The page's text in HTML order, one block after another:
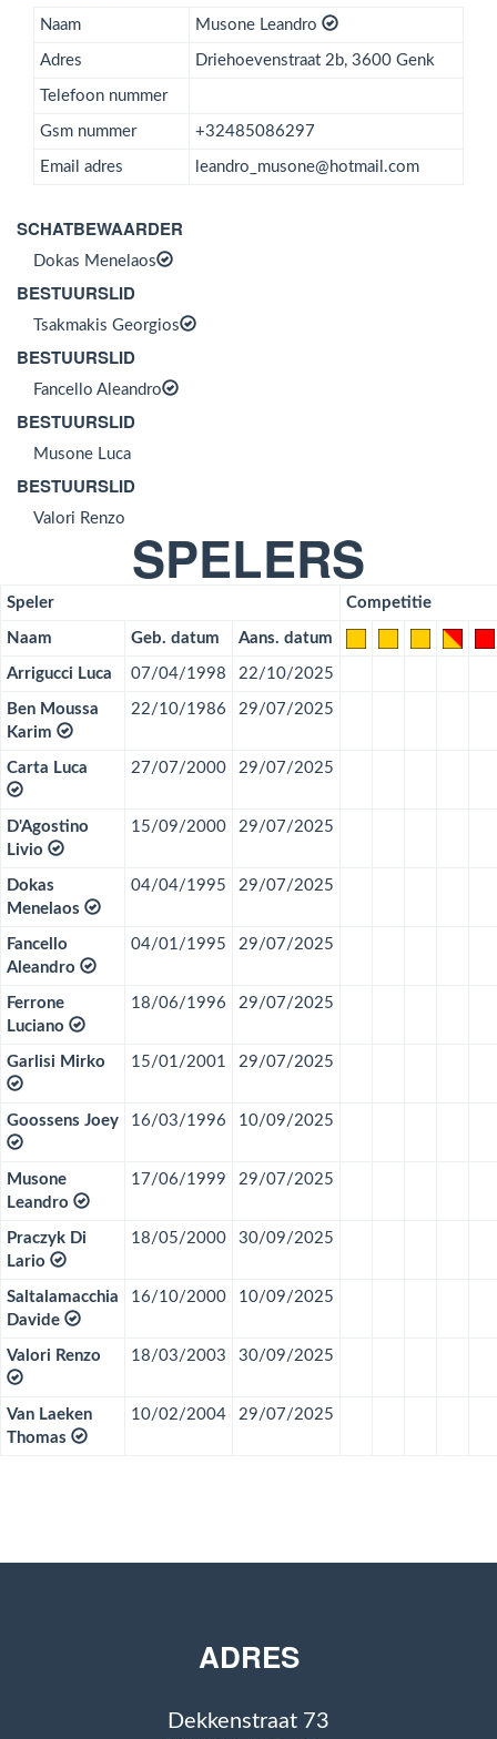
Naam Musone Leandro
Adres Driehoevenstraat 2b, 3600 Genk
Telefoon nummer
Gsm nummer +32485086297
Email adres leandro_musone@hotmail.com
SCHATBEWAARDER
Dokas Menelaos
BESTUURSLID
Tsakmakis Georgios
BESTUURSLID
Fancello Aleandro
BESTUURSLID
Musone Luca
BESTUURSLID
Valori Renzo
SPELERS
Speler Competitie
Naam Geb. datum Aans. datum
Arrigucci Luca 07/04/1998 22/10/2025
Ben Moussa
Karim
22/10/1986 29/07/2025
Carta Luca 27/07/2000 29/07/2025
D'Agostino
Livio
15/09/2000 29/07/2025
Dokas
Menelaos
04/04/1995 29/07/2025
Fancello
Aleandro
04/01/1995 29/07/2025
Ferrone
Luciano
18/06/1996 29/07/2025
Garlisi Mirko 15/01/2001 29/07/2025
Goossens Joey 16/03/1996 10/09/2025
Musone
Leandro
17/06/1999 29/07/2025
Praczyk Di
Lario
18/05/2000 30/09/2025
Saltalamacchia
Davide
16/10/2000 10/09/2025
Valori Renzo 18/03/2003 30/09/2025
Van Laeken
Thomas
10/02/2004 29/07/2025
ADRES
Dekkenstraat 73